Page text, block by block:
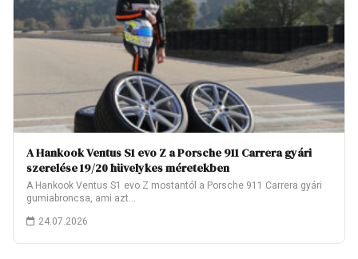
A Hankook Ventus S1 evo Z a Porsche 911 Carrera gyári
szerelése 19/20 hüvelykes méretekben
A Hankook Ventus S1 evo Z mostantól a Porsche 911 Carrera gyári
gumiabroncsa, ami azt…
24.07.2026